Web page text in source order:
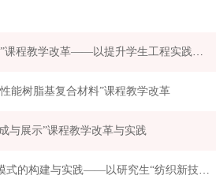
产教融合视域下“非织造学”课程教学改革——以提升学生工程实践与创新能力为核心
能树脂基复合材料”课程教学改革
与展示”课程教学改革与实践
全方位立体化混合式教学模式的构建与实践——以研究生“纺织新技术研讨课”为例